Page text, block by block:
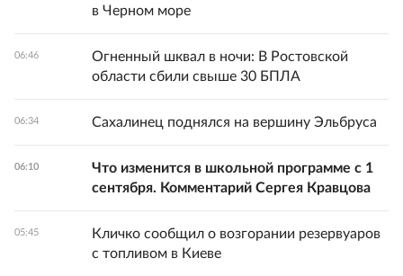
в Черном море
06:46
Огненный шквал в ночи: В Ростовской
области сбили свыше 30 БПЛА
06:34 Сахалинец поднялся на вершину Эльбруса
06:10
Что изменится в школьной программе с 1
сентября. Комментарий Сергея Кравцова
05:45
Кличко сообщил о возгорании резервуаров
с топливом в Киеве